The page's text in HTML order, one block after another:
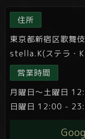
住所
東京都新宿区歌舞
stella.K(ステラ・
営業時間
月曜日～土曜日
日曜日 12:00 -